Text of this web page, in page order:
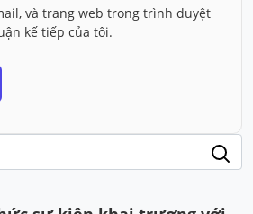
và trang web trong trình duyệt
kế tiếp của tôi.